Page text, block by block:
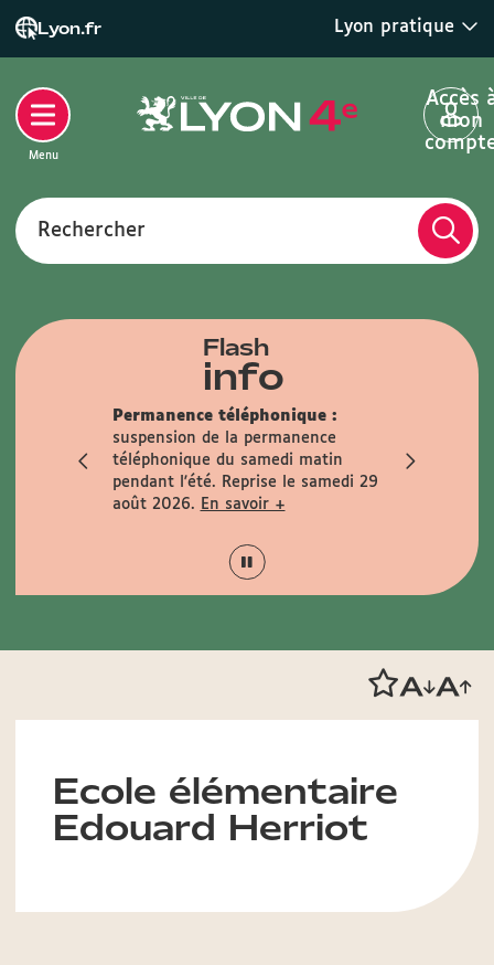
Lyon.fr Lyon pratique
Rechercher
Accès
mon
Menu
Flash
info
Permanence téléphonique :
suspension de la permanence
téléphonique du samedi matin
pendant l'été. Reprise le samedi 29
août 2026.
En savoir +
samedis 1
Ecole élémentaire
Edouard Herriot